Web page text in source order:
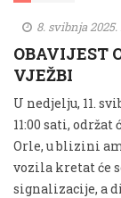
8. svibnja 2025.
OBAVIJEST
VJEŽBI
U nedjelju, 11.
11:00 sati, održat
Orle, u blizini
vozila kretat će
signalizacije, a